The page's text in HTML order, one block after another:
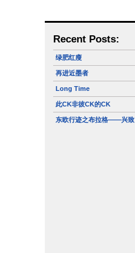
Recent Posts:
绿肥红瘦
再进近墨者
Long Time
此CK非彼CK的CK
东欧行迹之布拉格——兴致